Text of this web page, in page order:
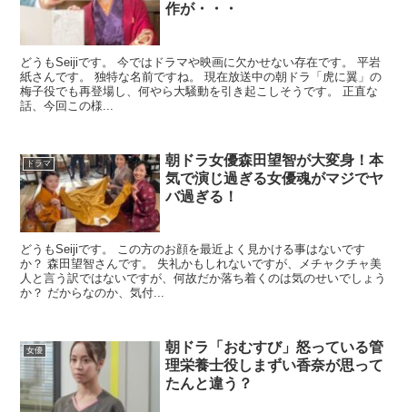
作が・・・
どうもSeijiです。 今ではドラマや映画に欠かせない存在です。 平岩
紙さんです。 独特な名前ですね。 現在放送中の朝ドラ「虎に翼」の
梅子役でも再登場し、何やら大騒動を引き起こしそうです。 正直な
話、今回この様...
ドラマ
朝ドラ女優森田望智が大変身！本
気で演じ過ぎる女優魂がマジでヤ
バ過ぎる！
どうもSeijiです。 この方のお顔を最近よく見かける事はないです
か？ 森田望智さんです。 失礼かもしれないですが、メチャクチャ美
人と言う訳ではないですが、何故だか落ち着くのは気のせいでしょう
か？ だからなのか、気付...
女優
朝ドラ「おむすび」怒っている管
理栄養士役しまずい香奈が思って
たんと違う？